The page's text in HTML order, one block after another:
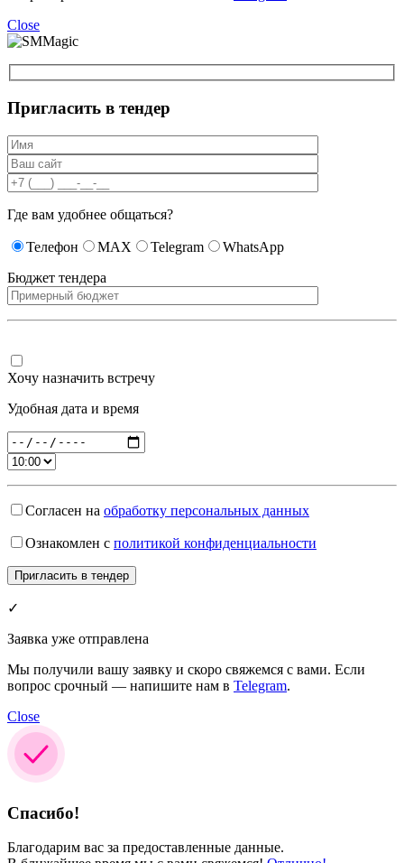
Close
Пригласить в тендер
Где вам удобнее общаться?
Телефон MAX Telegram
WhatsApp
Бюджет тендера
Хочу назначить встречу
Удобная дата и время
Согласен на обработку персональных данных
Ознакомлен с политикой конфиденциальности
✓
Заявка уже отправлена
Мы получили вашу заявку и скоро свяжемся с вами. Если
вопрос срочный — напишите нам в Telegram.
Close
Спасибо!
Благодарим вас за предоставленные данные.